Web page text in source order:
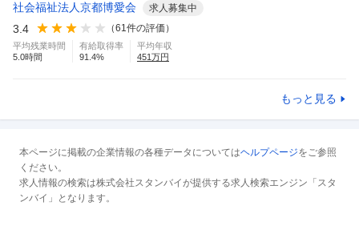
社会福祉法人京都博愛会 求人募集中
3.4 （61件の評価）
平均残業時間
5.0時間
有給取得率
91.4%
平均年収
451 万円
もっと見る
本ページに掲載の企業情報の各種データについてはヘルプページをご参照
ください。
求人情報の検索は株式会社スタンバイが提供する求人検索エンジン「スタ
ンバイ」となります。